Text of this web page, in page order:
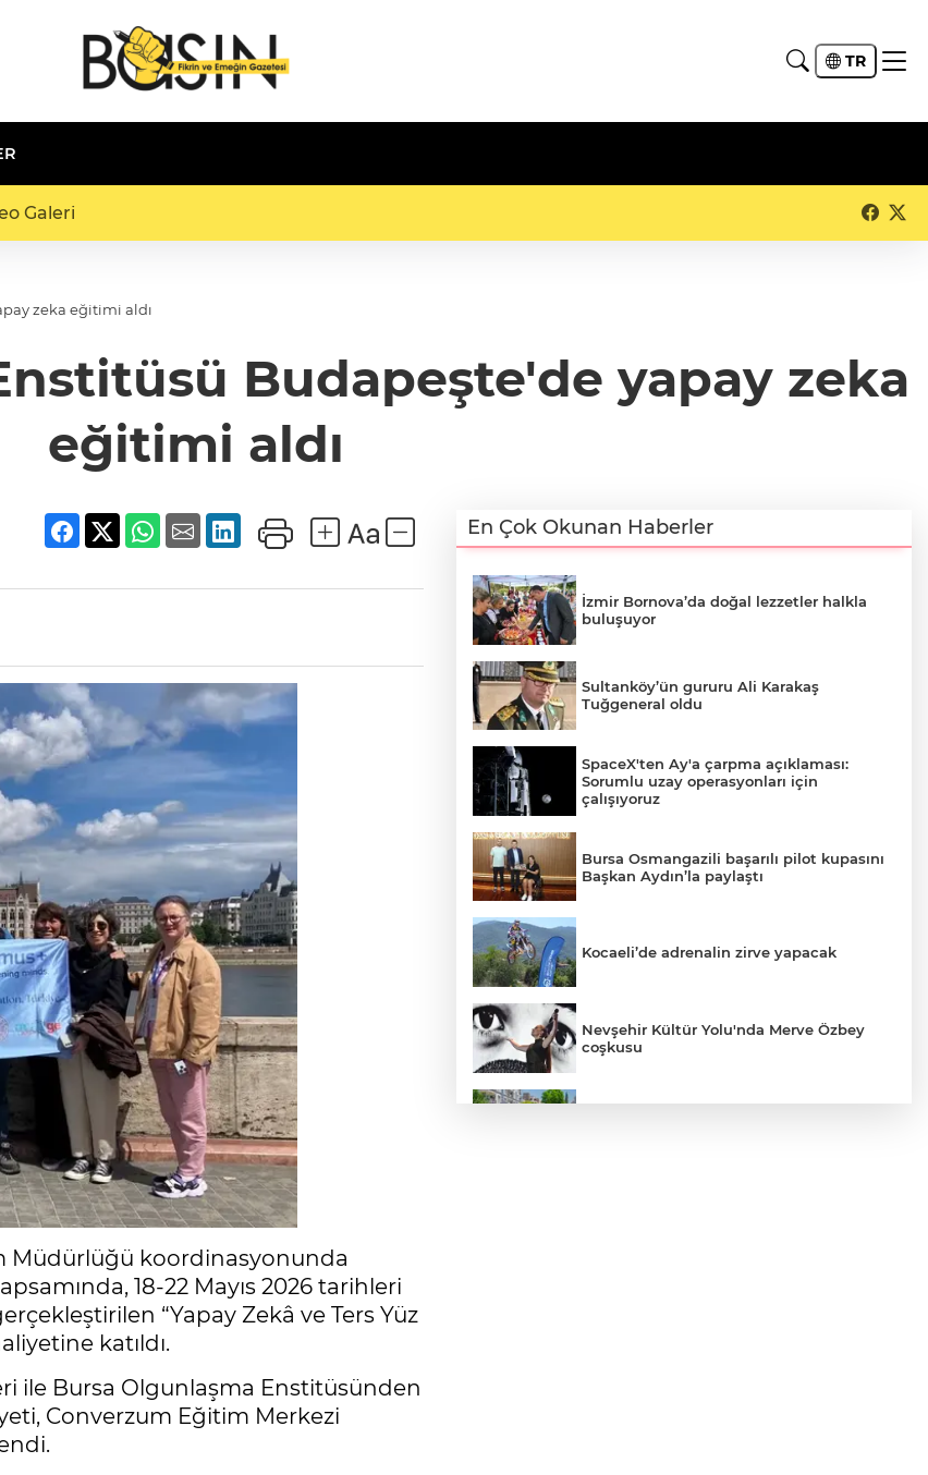
TR
Galeri
zeka eğitimi aldı
Budapeşte'de yapay zeka
eğitimi aldı
Müdürlüğü koordinasyonunda
18-22 Mayıs 2026 tarihleri
“Yapay Zekâ ve Ters Yüz
katıldı.
ile Bursa Olgunlaşma Enstitüsünden
Converzum Eğitim Merkezi
En Çok Okunan Haberler
İzmir Bornova’da doğal lezzetler halkla
buluşuyor
Sultanköy’ün gururu Ali Karakaş
Tuğgeneral oldu
SpaceX'ten Ay'a çarpma açıklaması:
Sorumlu uzay operasyonları için
çalışıyoruz
Bursa Osmangazili başarılı pilot kupasını
Başkan Aydın’la paylaştı
Kocaeli’de adrenalin zirve yapacak
Nevşehir Kültür Yolu'nda Merve Özbey
coşkusu